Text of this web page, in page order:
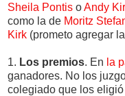
Sheila Pontis oAndy
como la de Moritz
Kirk (prometo agregar
1. Los premios. En la
ganadores. No los
colegiado que los